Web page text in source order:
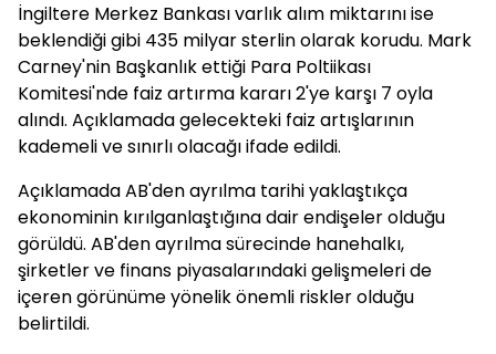
İngiltere Merkez Bankası varlık alım miktarını ise
beklendiği gibi 435 milyar sterlin olarak korudu. Mark
Carney'nin Başkanlık ettiği Para Poltiikası
Komitesi'nde faiz artırma kararı 2'ye karşı 7 oyla
alındı. Açıklamada gelecekteki faiz artışlarının
kademeli ve sınırlı olacağı ifade edildi.
Açıklamada AB'den ayrılma tarihi yaklaştıkça
ekonominin kırılganlaştığına dair endişeler olduğu
görüldü. AB'den ayrılma sürecinde hanehalkı,
şirketler ve finans piyasalarındaki gelişmeleri de
içeren görünüme yönelik önemli riskler olduğu
belirtildi.